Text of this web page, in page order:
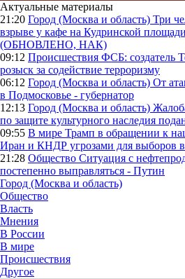
Актуальные материалы
21:20 Город (Москва и область) Три
взрыве у кафе на Кудринской
(ОБНОВЛЕНО, НАК)
09:12 Происшествия ФСБ: создатель
розыск за содействие терроризму
06:12 Город (Москва и область) От
в Подмосковье - губернатор
12:13 Город (Москва и область)
по защите культурного наследия
09:55 В мире Трамп в обращении к
Иран и КНДР угрозами для
21:28 Общество Ситуация с
постепенно выправляться - Путин
Город (Москва и область)
Общество
Власть
Мнения
В России
В мире
Происшествия
Другое